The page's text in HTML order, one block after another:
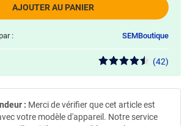
AJOUTER AU PANIER
: SEMBoutique
(42)
: Merci de vérifier que cet article est
votre modèle d'appareil. Notre service